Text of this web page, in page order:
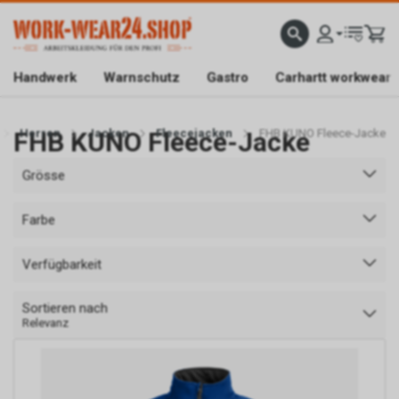
AB CHF 200.- FACHGESCHÄFT IN BAAR/ZG SICHER EINKAUFEN
Handwerk Warnschutz Gastro Carhartt workwear
Herren Jacken Fleecejacken FHB KUNO Fleece-Jacke
FHB KUNO Fleece-Jacke
Grösse
Farbe
Verfügbarkeit
Sortieren nach
Relevanz